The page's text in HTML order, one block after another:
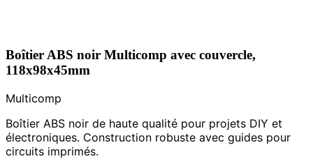
Boîtier ABS noir Multicomp avec couvercle,
118x98x45mm
Multicomp
Boîtier ABS noir de haute qualité pour projets DIY et
électroniques. Construction robuste avec guides pour
circuits imprimés.